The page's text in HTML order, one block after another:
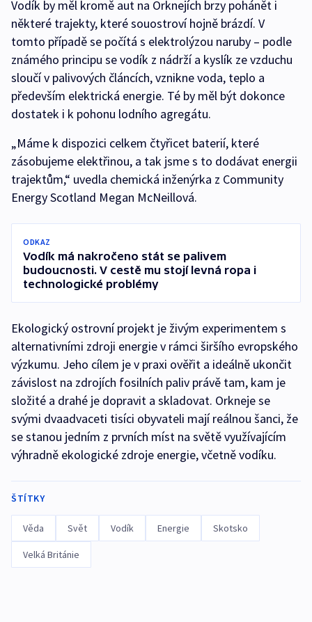
Vodík by měl kromě aut na Orknejích brzy pohánět i
některé trajekty, které souostroví hojně brázdí. V
tomto případě se počítá s elektrolýzou naruby – podle
známého principu se vodík z nádrží a kyslík ze vzduchu
sloučí v palivových článcích, vznikne voda, teplo a
především elektrická energie. Té by měl být dokonce
dostatek i k pohonu lodního agregátu.
„Máme k dispozici celkem čtyřicet baterií, které
zásobujeme elektřinou, a tak jsme s to dodávat energii
trajektům,“ uvedla chemická inženýrka z Community
Energy Scotland Megan McNeillová.
ODKAZ
Vodík má nakročeno stát se palivem
budoucnosti. V cestě mu stojí levná ropa i
technologické problémy
Ekologický ostrovní projekt je živým experimentem s
alternativními zdroji energie v rámci širšího evropského
výzkumu. Jeho cílem je v praxi ověřit a ideálně ukončit
závislost na zdrojích fosilních paliv právě tam, kam je
složité a drahé je dopravit a skladovat. Orkneje se
svými dvaadvaceti tisíci obyvateli mají reálnou šanci, že
se stanou jedním z prvních míst na světě využívajícím
výhradně ekologické zdroje energie, včetně vodíku.
ŠTÍTKY
Věda Svět Vodík Energie Skotsko
Velká Británie